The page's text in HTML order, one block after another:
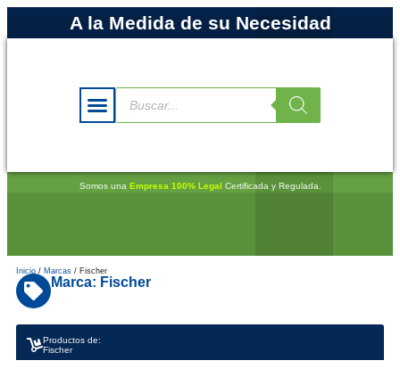
A la Medida de su Necesidad
Somos una Empresa 100% Legal Certificada y Regulada.
Inicio / Marcas / Fischer
Marca: Fischer
Productos de:
Fischer